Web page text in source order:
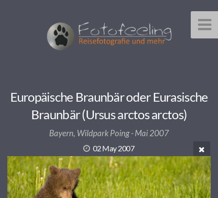
Europäische Braunbär oder Eurasische
Braunbär (Ursus arctos arctos)
Bayern, Wildpark Poing - Mai 2007
02 May 2007